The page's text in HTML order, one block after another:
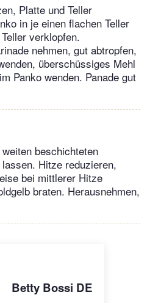
Platte und Teller
in je einen flachen Teller
verklopfen.
nehmen, gut abtropfen,
überschüssiges Mehl
Panko wenden. Panade gut
beschichteten
Hitze reduzieren,
bei mittlerer Hitze
braten. Herausnehmen,
Betty Bossi DE